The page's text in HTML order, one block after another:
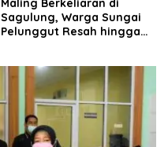
Sagulung, Warga Sungai
Pelunggut Resah hingga